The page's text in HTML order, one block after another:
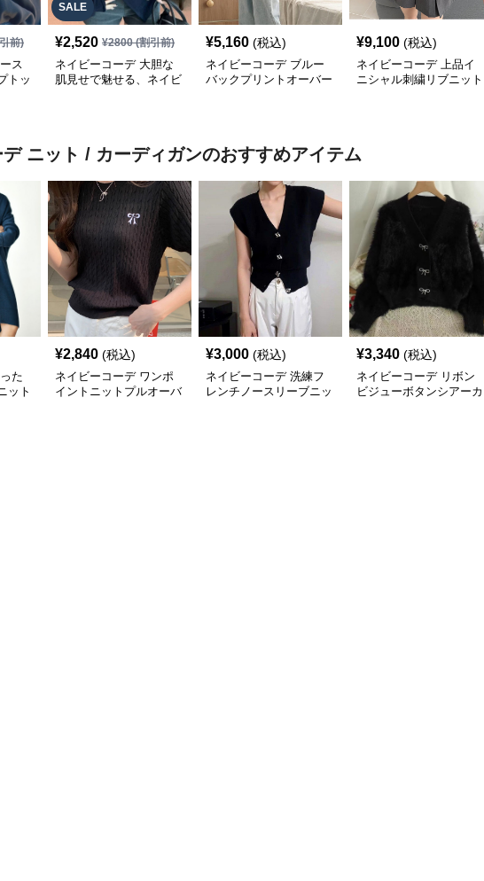
前)
ス
トッ
SALE
¥2,520 ¥2800(割引前)
ネイビーコーデ 大胆な
肌見せで魅せる、ネイビ
¥5,160 (税込)
ネイビーコーデ ブルー
バックプリントオーバー
¥9,100 (税込)
ネイビーコーデ 上品イ
ニシャル刺繍リブニット
デ ニット / カーディガンのおすすめアイテム
た
ット
¥2,840 (税込)
ネイビーコーデ ワンポ
イントニットプルオーバ
¥3,000 (税込)
ネイビーコーデ 洗練フ
レンチノースリーブニッ
¥3,340 (税込)
ネイビーコーデ リボン
ビジューボタンシアーカ